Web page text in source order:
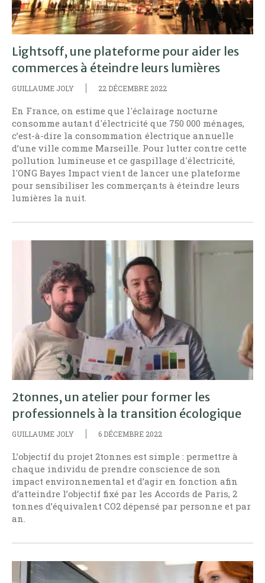
Lightsoff, une plateforme pour aider les
commerces à éteindre leurs lumières
GUILLAUME JOLY 22 DÉCEMBRE 2022
En France, on estime que l'éclairage nocturne
consomme autant d'électricité que 750 000 ménages,
c’est-à-dire la consommation électrique annuelle
d’une ville comme Marseille. Pour lutter contre cette
pollution lumineuse et ce gaspillage d'électricité,
l'ONG Bayes Impact vient de lancer une plateforme
pour sensibiliser les commerçants à éteindre leurs
lumières la nuit.
2tonnes, un atelier pour former les
professionnels à la transition écologique
GUILLAUME JOLY 6 DÉCEMBRE 2022
L’objectif du projet 2tonnes est simple : permettre à
chaque individu de prendre conscience de son
impact environnemental et d’agir en fonction afin
d’atteindre l’objectif fixé par les Accords de Paris, 2
tonnes d’équivalent CO2 dépensé par personne et par
an.